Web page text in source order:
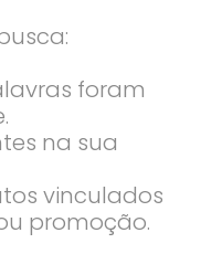
foram
na sua
vinculados
promoção.